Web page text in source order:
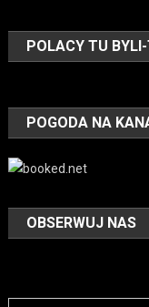
POLACY TU
POGODA NA
OBSERWUJ NAS